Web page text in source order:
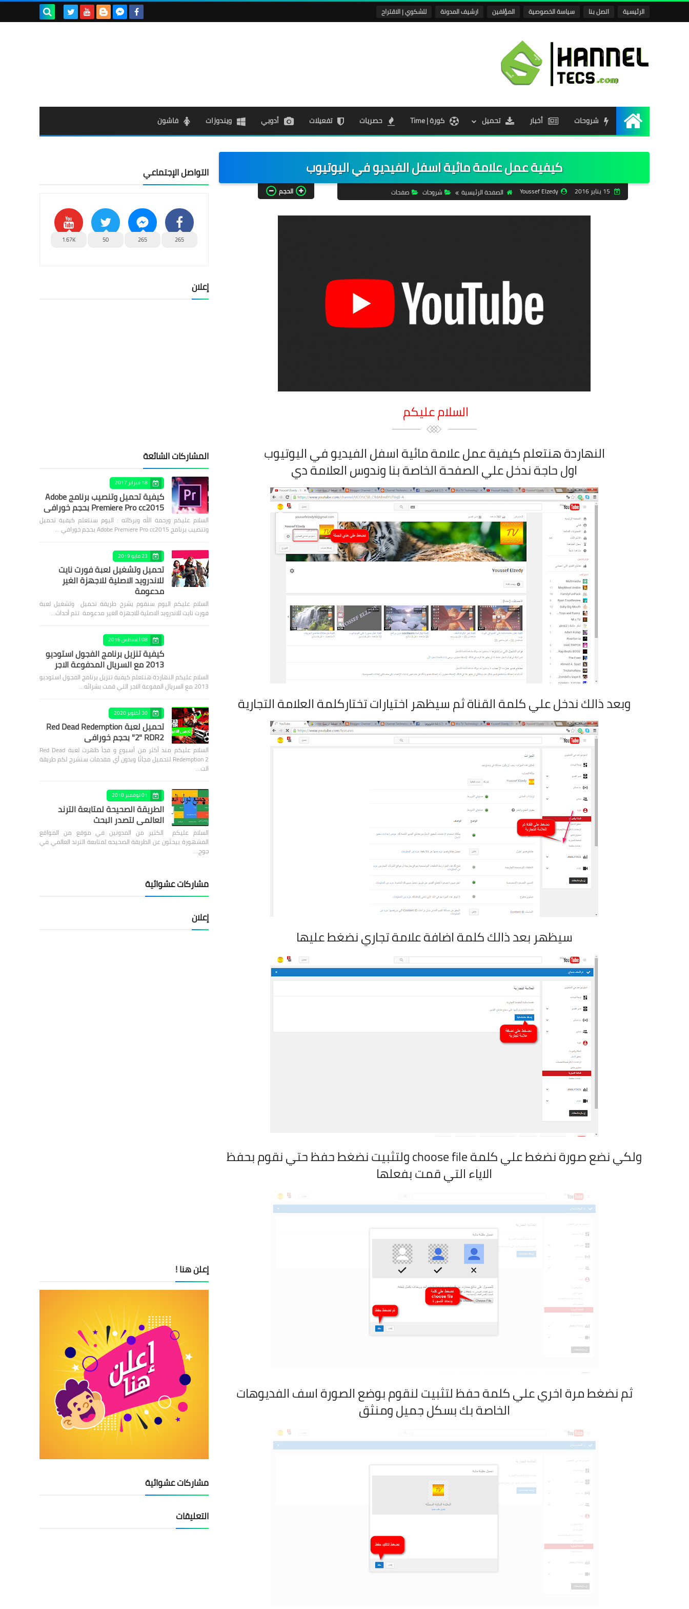
الرئيسية اتصل بنا سياسة الخصوصية المؤلفين ارشيف المدونة للشكوي | الاقتراح
الرئيسيةشروحات أخبار تحميل كورة | Time حصريات تفعيلات أدوبي ويندوزات فاشون
كيفية عمل علامة مائية اسفل الفيديو في اليوتيوب
Youssef Elzedy الصفحة الرئيسية شروحات صفحات الحجم
السلام عليكم
النهاردة هنتعلم كيفية عمل علامة مائية اسفل الفيديو في اليوتيوب
اول حاجة ندخل علي الصفحة الخاصة بنا وندوس العلامة دي
وبعد ذالك ندخل علي كلمة القناة ثم سيظهر اختيارات تختاركلمة العلامة التجارية
سيظهر بعد ذالك كلمة اضافة علامة تجاري نضغط عليها
ولكي نضع صورة نضغط علي كلمة choose file ولتثبيت نضغط حفظ حتي نقوم بحفظ
الاياء التي قمت بفعلها
ثم نضغط مرة اخري علي كلمة حفظ لتثبيت لنقوم بوضع الصورة اسف الفديوهات
الخاصة بك بسكل جميل ومنثق
التواصل الإجتماعي
265
265
50
1.67K
إعلان
المشاركات الشائعة
18 فبراير 2017
كيفية تحميل وتنصيب برنامج Adobe
Premiere Pro cc2015 بحجم خورافي
السلام عليكم ورحمة الله وبركاته : اليوم سنتعلم كيفية تحميل
وتنصيب برنامج Adobe Premiere Pro cc2015 بحجم خورافي …
23 مايو 2019
تحميل وتشغيل لعبة فورت نايت
للاندرويد الاصلية للاجهزة الغير
مدعومة
السلام عليكم اليوم سنقوم بشرح طريقة تحميل وتشغيل لعبة
فورت نايت للاندرويد الاصلية للاجهزة الغير مدعومة تتم أحداث…
08 أغسطس 2016
كيفية تنزيل برنامج الفجول استوديو
2013 مع السريال المدفوعة الاجر
السلام عليكم النهاردة هنتعلم كيفية تنزيل برنامج الفجول استوديو
2013 مع السريال المفوعة الاجر التي قمت بشرائه…
30 أكتوبر 2020
تحميل لعبة Red Dead Redemption
2" RDR2" بحجم خورافي
السلام عليكم منذ أكثر من أسبوع و فجأ ظهرت لعبة Red Dead
Redemption 2 لتحميل مجانًا وبدون أي مقدمات سنشرح لكم طريقة
الت…
01 نوفمبر 2018
الطريقة الصحيحة لمتابعة الترند
العالمي لتصدر البحث
السلام عليكم الكثير من المدونين في موقع من المواقع
المشهورة بيحثون عن الطريقة الصحيحه لمتابعة الترند العالمي في
جوج…
مشاركات عشوائية
إعلان
إعلن هنا !
مشاركات عشوائية
التعليقات